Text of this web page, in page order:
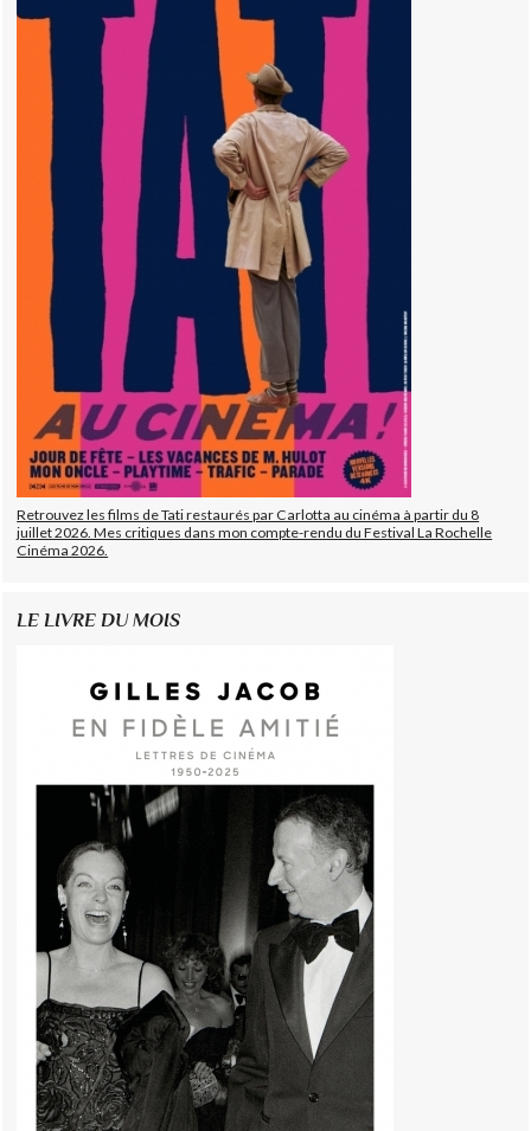
Retrouvez les films de Tati restaurés par Carlotta au cinéma à partir du 8
juillet 2026. Mes critiques dans mon compte-rendu du Festival La Rochelle
Cinéma 2026.
LE LIVRE DU MOIS